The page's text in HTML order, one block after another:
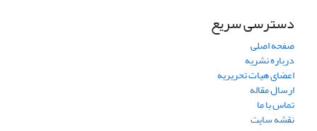
دسترسی سریع
صفحه اصلی
درباره نشریه
اعضای هیات تحریریه
ارسال مقاله
تماس با ما
نقشه سایت